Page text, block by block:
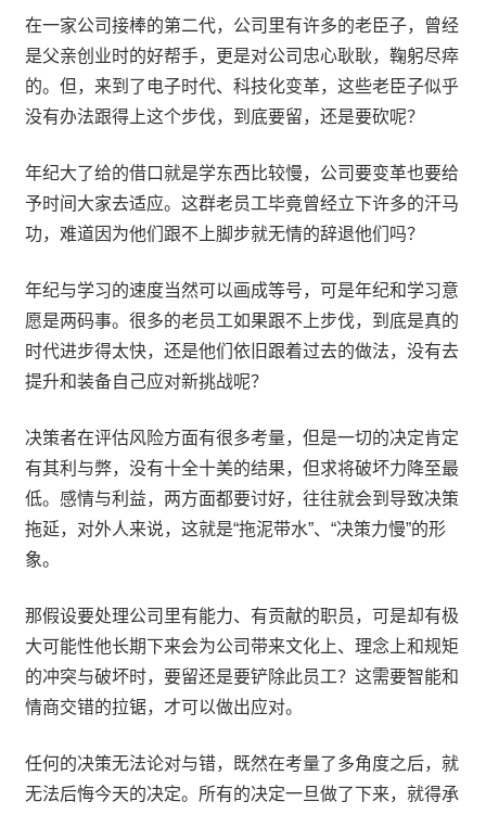
在一家公司接棒的第二代，公司里有许多的老臣子，曾经
是父亲创业时的好帮手，更是对公司忠心耿耿，鞠躬尽瘁
的。但，来到了电子时代、科技化变革，这些老臣子似乎
没有办法跟得上这个步伐，到底要留，还是要砍呢？
年纪大了给的借口就是学东西比较慢，公司要变革也要给
予时间大家去适应。这群老员工毕竟曾经立下许多的汗马
功，难道因为他们跟不上脚步就无情的辞退他们吗？
年纪与学习的速度当然可以画成等号，可是年纪和学习意
愿是两码事。很多的老员工如果跟不上步伐，到底是真的
时代进步得太快，还是他们依旧跟着过去的做法，没有去
提升和装备自己应对新挑战呢？
决策者在评估风险方面有很多考量，但是一切的决定肯定
有其利与弊，没有十全十美的结果，但求将破坏力降至最
低。感情与利益，两方面都要讨好，往往就会到导致决策
拖延，对外人来说，这就是“拖泥带水”、“决策力慢”的形
象。
那假设要处理公司里有能力、有贡献的职员，可是却有极
大可能性他长期下来会为公司带来文化上、理念上和规矩
的冲突与破坏时，要留还是要铲除此员工？这需要智能和
情商交错的拉锯，才可以做出应对。
任何的决策无法论对与错，既然在考量了多角度之后，就
无法后悔今天的决定。所有的决定一旦做了下来，就得承